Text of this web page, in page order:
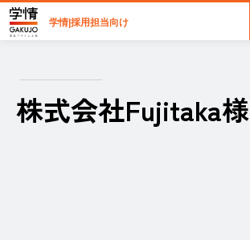
学情|採用担当向け
株式会社Fujitaka様